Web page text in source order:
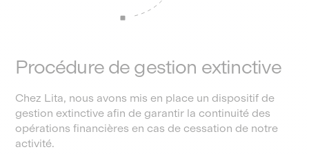
Procédure de gestion extinctive
Chez Lita, nous avons mis en place un dispositif de
gestion extinctive afin de garantir la continuité des
opérations financières en cas de cessation de notre
activité.